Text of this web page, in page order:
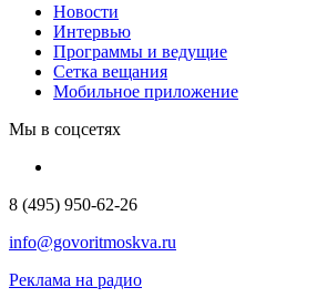
Новости
Интервью
Программы и ведущие
Сетка вещания
Мобильное приложение
Мы в соцсетях
8 (495) 950-62-26
info@govoritmoskva.ru
Реклама на радио